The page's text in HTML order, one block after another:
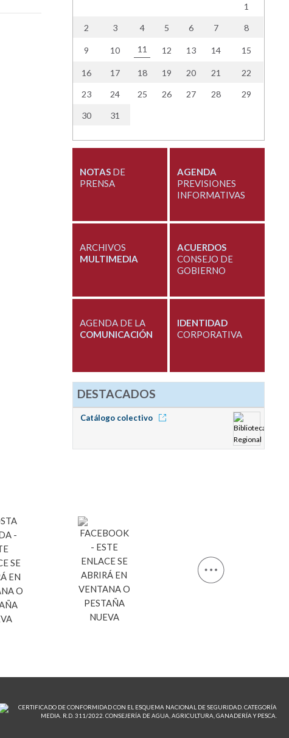
1
2 3 4 5 6 7 8
9 10 11 12 13 14 15
16 17 18 19 20 21 22
23 24 25 26 27 28 29
30 31
NOTASDE
PRENSA
AGENDA
PREVISIONES
INFORMATIVAS
ARCHIVOS
MULTIMEDIA
ACUERDOS
CONSEJO DE
GOBIERNO
AGENDA DE LA
COMUNICACIÓN
IDENTIDAD
CORPORATIVA
DESTACADOS
Catálogo colectivo